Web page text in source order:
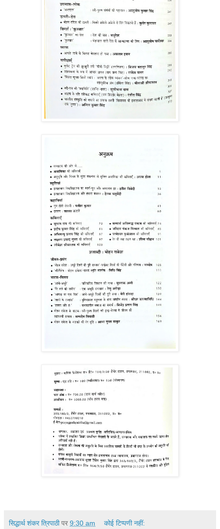
सिद्धार्थ शंकर त्रिपाठी पर 9:30 am कोई टिप्पणी नहीं: